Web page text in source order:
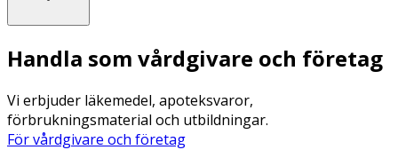
Handla som vårdgivare och företag
Vi erbjuder läkemedel, apoteksvaror,
förbrukningsmaterial och utbildningar.
För vårdgivare och företag